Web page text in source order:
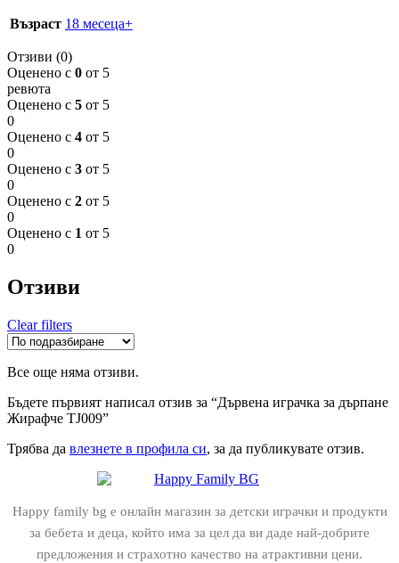
Възраст 18 месеца+
Отзиви (0)
Оценено с 0 от 5
ревюта
Оценено с 5 от 5
0
Оценено с 4 от 5
0
Оценено с 3 от 5
0
Оценено с 2 от 5
0
Оценено с 1 от 5
0
Отзиви
Clear filters
Все още няма отзиви.
Бъдете първият написал отзив за “Дървена играчка за дърпане
Жирафче TJ009”
Трябва да влезнете в профила си, за да публикувате отзив.
Happy family bg е онлайн магазин за детски играчки и продукти
за бебета и деца, който има за цел да ви даде най-добрите
предложения и страхотно качество на атрактивни цени.